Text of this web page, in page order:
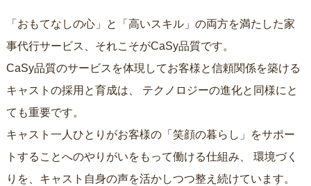
「おもてなしの心」と「高いスキル」の両方を満たした家
事代行サービス、それこそがCaSy品質です。
CaSy品質のサービスを体現してお客様と信頼関係を築ける
キャストの採用と育成は、
ても重要です。
キャスト一人ひとりがお客様の「笑顔の暮らし」をサポー
トすることへのやりがいをもって働ける仕組み、
りを、キャスト自身の声を活かしつつ整え続けています。